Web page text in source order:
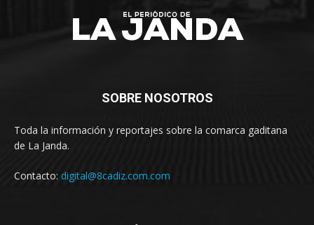
SOBRE NOSOTROS
Toda la información y reportajes sobre la comarca gaditana
de La Janda.
Contacto: digital@8cadiz.com.com